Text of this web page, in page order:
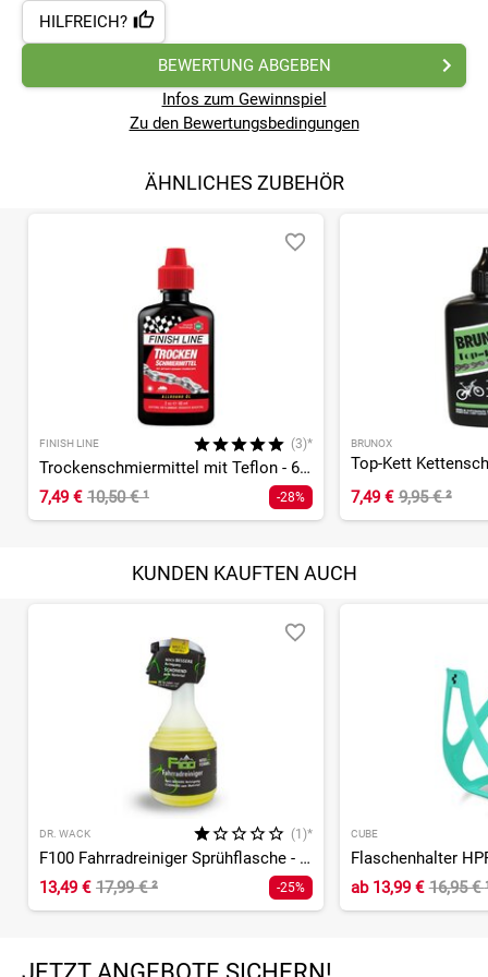
Bunsenstraße 6
D - 85053 Ingolstadt
Email: info@dr-wack.com
Homepage: www.dr-wack.com
HILFREICH?
BEWERTUNG ABGEBEN
Infos zum Gewinnspiel
Zu den Bewertungsbedingungen
ÄHNLICHES ZUBEHÖR
FINISH LINE (3)*
Trockenschmiermittel mit Teflon - 60ml
7,49 € 10,50 €¹ -28%
BRUNOX
7,49 € 9,95 €²
KUNDEN KAUFTEN AUCH
DR. WACK (1)*
F100 Fahrradreiniger Sprühflasche - 750ml
13,49 € 17,99 €² -25%
CUBE
Flaschenhalter
ab13,99 € 16,95 €